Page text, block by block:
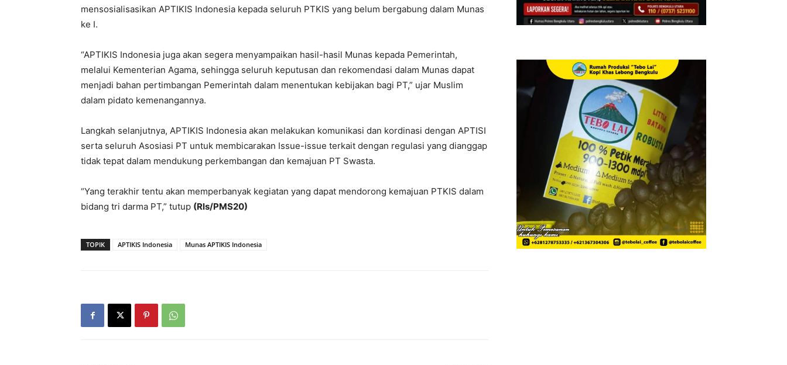
mensosialisasikan APTIKIS Indonesia kepada seluruh PTKIS yang belum bergabung dalam Munas
ke I.
“APTIKIS Indonesia juga akan segera menyampaikan hasil-hasil Munas kepada Pemerintah,
melalui Kementerian Agama, sehingga seluruh keputusan dan rekomendasi dalam Munas dapat
menjadi bahan pertimbangan Pemerintah dalam menentukan kebijakan bagi PT,” ujar Muslim
dalam pidato kemenangannya.
Langkah selanjutnya, APTIKIS Indonesia akan melakukan komunikasi dan kordinasi dengan APTISI
serta seluruh Asosiasi PT untuk membicarakan Issue-issue terkait dengan regulasi yang dianggap
tidak tepat dalam mendukung perkembangan dan kemajuan PT Swasta.
“Yang terakhir tentu akan memperbanyak kegiatan yang dapat mendorong kemajuan PTKIS dalam
bidang tri darma PT,” tutup (Rls/PMS20)
TOPIK APTIKIS Indonesia Munas APTIKIS Indonesia